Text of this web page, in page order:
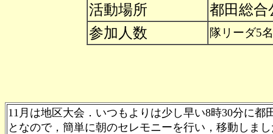
活動場所
都田総合
参加人数
隊リーダ5
11月は地区大会．いつもよりは少し早い8時30分に
となので，簡単に朝のセレモニーを行い，移動しま